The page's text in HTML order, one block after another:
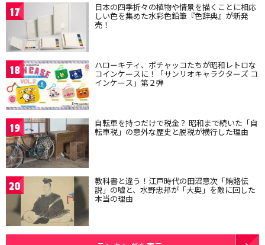
17 日本の四季折々の植物や情景を描くことに相応
しい色を集めた水彩色鉛筆『色辞典』が新発
売！
18 ハローキティ、ポチャッコたちが昭和レトロな
コインケースに！「サンリオキャラクターズ コ
インケース」第２弾
19 自転車を持つだけで税金？ 昭和まで続いた「自
転車税」の意外な歴史と脱税が横行した理由
20 教科書と違う！江戸時代の田沼意次「賄賂伝
説」の嘘と、水野忠邦が「大奥」を敵に回した
本当の理由